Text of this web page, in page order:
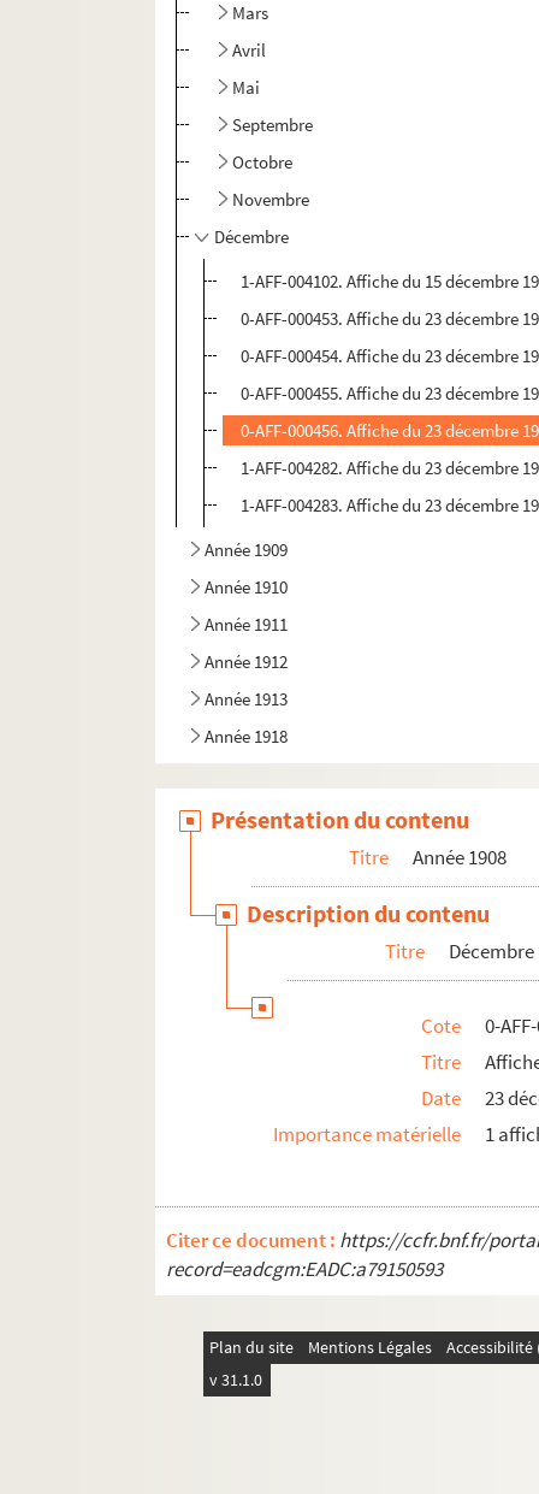
Mars
Avril
Mai
Septembre
Octobre
Novembre
Décembre
1-AFF-004102. Affiche du 15 décembre
0-AFF-000453. Affiche du 23 décembre
0-AFF-000454. Affiche du 23 décembre
0-AFF-000455. Affiche du 23 décembre
0-AFF-000456. Affiche du 23 décembre
1-AFF-004282. Affiche du 23 décembre
1-AFF-004283. Affiche du 23 décembre
Année 1909
Année 1910
Année 1911
Année 1912
Année 1913
Année 1918
Présentation du contenu
Titre Année 1908
Description du contenu
Titre Décembre
Cote
0-
Titre
Date
23
Importance matérielle
1
Citer ce document : https://ccfr.bnf.fr/
record=eadcgm:EADC:a79150593
Plan du site Mentions Légales
v 31.1.0